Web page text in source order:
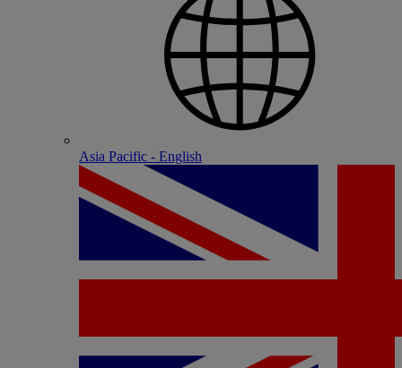
Asia Pacific - English